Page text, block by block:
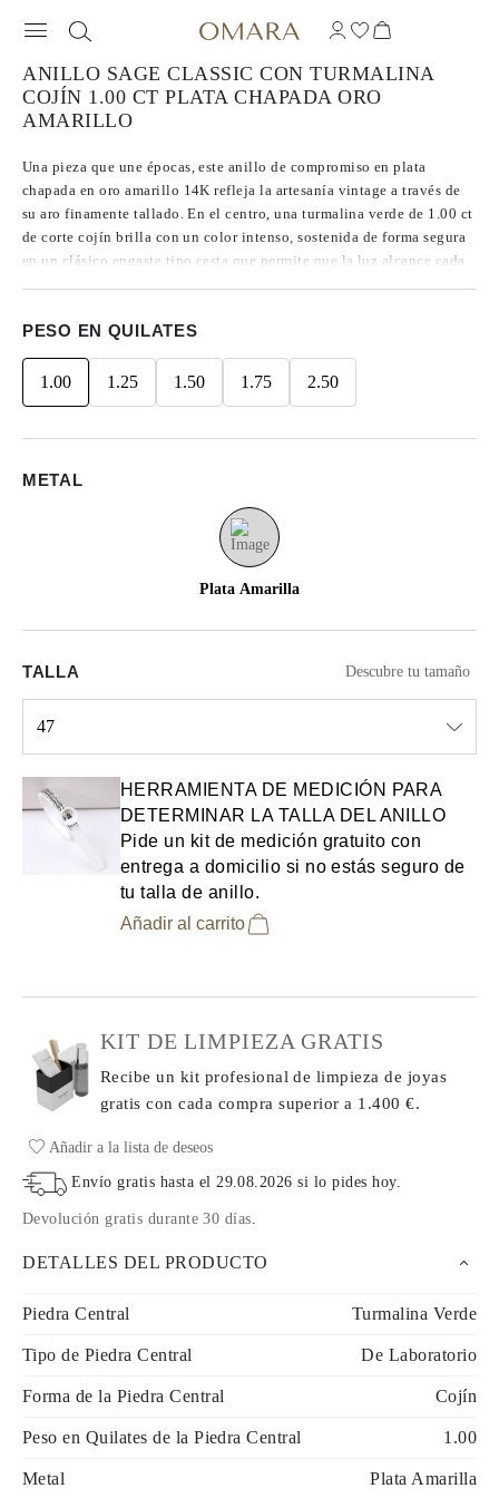
ANILLO SAGE CLASSIC CON TURMALINA
COJÍN 1.00 CT PLATA CHAPADA ORO
AMARILLO
Una pieza que une épocas, este anillo de compromiso en plata
chapada en oro amarillo 14K refleja la artesanía vintage a través de
su aro finamente tallado. En el centro, una turmalina verde de 1.00 ct
de corte cojín brilla con un color intenso, sostenida de forma segura
en un clásico engaste tipo cesta que permite que la luz alcance cada
carácter.
PESO EN QUILATES
1.00 1.25 1.50 1.75 2.50
METAL
Plata Amarilla
TALLA Descubre tu tamaño
47
HERRAMIENTA DE MEDICIÓN PARA
DETERMINAR LA TALLA DEL ANILLO
Pide un kit de medición gratuito con
entrega a domicilio si no estás seguro de
tu talla de anillo.
Añadir al carrito
KIT DE LIMPIEZA GRATIS
Recibe un kit profesional de limpieza de joyas
gratis con cada comprasuperior a 1.400 €.
Añadir a la lista de deseos
Envío gratis hasta el29.08.2026 si lo pides hoy.
Devolución gratis durante 30 días.
DETALLES DEL PRODUCTO
Piedra Central Turmalina Verde
Tipo de Piedra Central De Laboratorio
Forma de la Piedra Central Cojín
Peso en Quilates de la Piedra Central 1.00
Metal Plata Amarilla